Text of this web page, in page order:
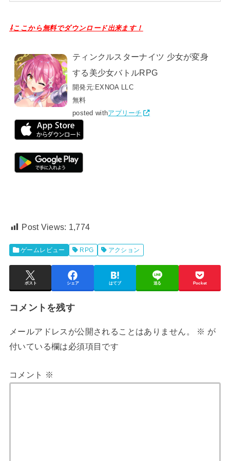
⇩ここから無料でダウンロード出来ます！
ティンクルスターナイツ 少女が変身
する美少女バトルRPG
開発元:EXNOA LLC
無料
posted withアプリーチ
Post Views: 1,774
ゲームレビュー RPG アクション
ポスト シェア はてブ 送る Pocket
コメントを残す
メールアドレスが公開されることはありません。 ※ が
付いている欄は必須項目です
コメント ※